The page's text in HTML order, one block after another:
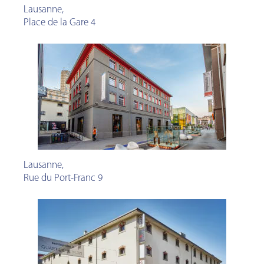
Lausanne,
Place de la Gare 4
Lausanne,
Rue du Port-Franc 9